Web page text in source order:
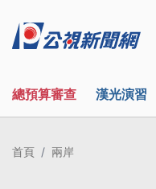
總預算審查 漢光演習
首頁 兩岸